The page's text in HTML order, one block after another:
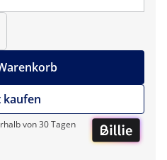
kaufen
von 30 Tagen